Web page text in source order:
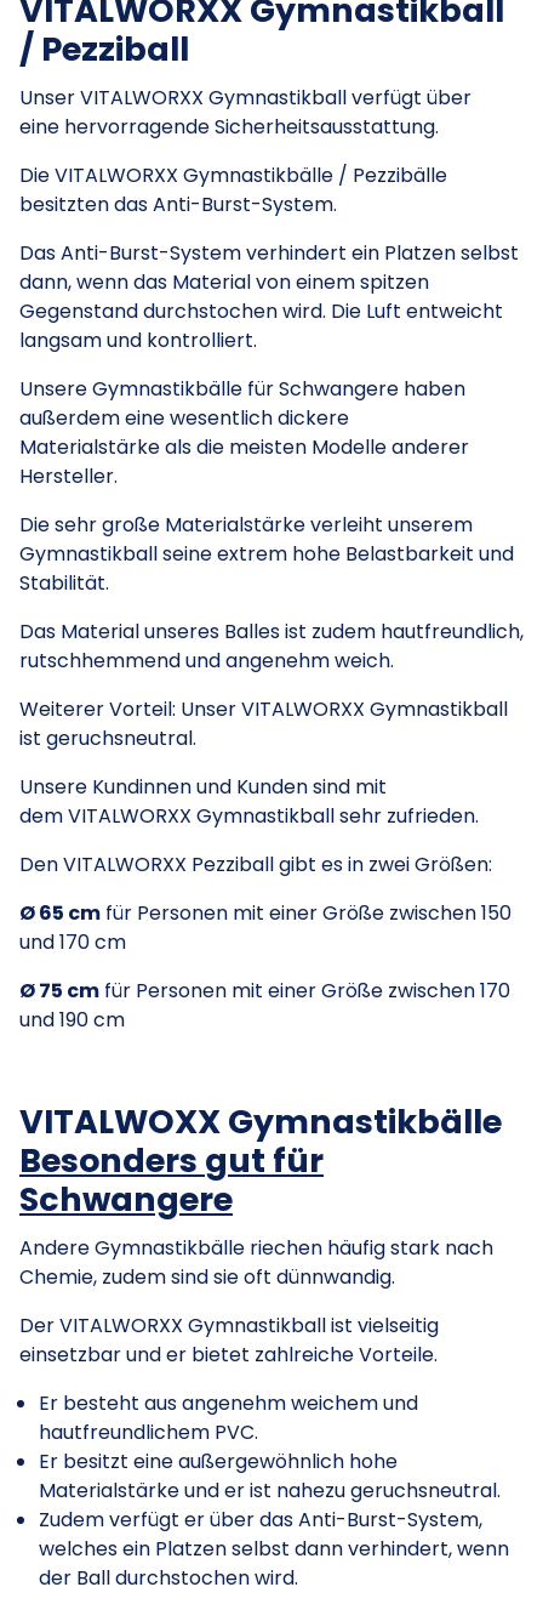
VITALWORXX Gymnastikball
/ Pezziball
Unser VITALWORXX Gymnastikball verfügt über
eine hervorragende Sicherheitsausstattung.
Die VITALWORXX Gymnastikbälle / Pezzibälle
besitzten das Anti-Burst-System.
Das Anti-Burst-System verhindert ein Platzen selbst
dann, wenn das Material von einem spitzen
Gegenstand durchstochen wird. Die Luft entweicht
langsam und kontrolliert.
Unsere Gymnastikbälle für Schwangere haben
außerdem eine wesentlich dickere
Materialstärke als die meisten Modelle anderer
Hersteller.
Die sehr große Materialstärke verleiht unserem
Gymnastikball seine extrem hohe Belastbarkeit und
Stabilität.
Das Material unseres Balles ist zudem hautfreundlich,
rutschhemmend und angenehm weich.
Weiterer Vorteil: Unser VITALWORXX Gymnastikball
ist geruchsneutral.
Unsere Kundinnen und Kunden sind mit
dem VITALWORXX Gymnastikball sehr zufrieden.
Den VITALWORXX Pezziball gibt es in zwei Größen:
Ø 65 cm für Personen mit einer Größe zwischen 150
und 170 cm
Ø 75 cm für Personen mit einer Größe zwischen 170
und 190 cm
VITALWOXXGymnastikbälle
Besonders gut für
Schwangere
Andere Gymnastikbälle riechen häufig stark nach
Chemie, zudem sind sie oft dünnwandig.
DerVITALWORXX Gymnastikball ist vielseitig
einsetzbar und er bietet zahlreiche Vorteile.
Er besteht aus angenehm weichem und
hautfreundlichem PVC.
Er besitzt eine außergewöhnlich hohe
Materialstärke und er ist nahezu geruchsneutral.
Zudem verfügt er über das Anti-Burst-System,
welches ein Platzen selbst dann verhindert, wenn
der Ball durchstochen wird.